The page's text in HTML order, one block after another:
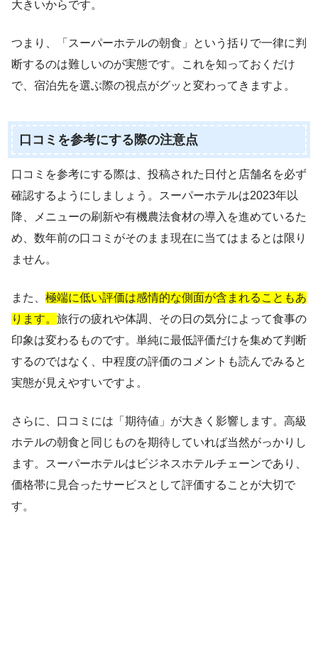
大きいからです。
つまり、「スーパーホテルの朝食」という括りで一律に判
断するのは難しいのが実態です。これを知っておくだけ
で、宿泊先を選ぶ際の視点がグッと変わってきますよ。
口コミを参考にする際の注意点
口コミを参考にする際は、投稿された日付と店舗名を必ず
確認するようにしましょう。スーパーホテルは2023年以
降、メニューの刷新や有機農法食材の導入を進めているた
め、数年前の口コミがそのまま現在に当てはまるとは限り
ません。
また、 極端に低い評価は感情的な側面が含まれることもあ
ります。 旅行の疲れや体調、その日の気分によって食事の
印象は変わるものです。単純に最低評価だけを集めて判断
するのではなく、中程度の評価のコメントも読んでみると
実態が見えやすいですよ。
さらに、口コミには「期待値」が大きく影響します。高級
ホテルの朝食と同じものを期待していれば当然がっかりし
ます。スーパーホテルはビジネスホテルチェーンであり、
価格帯に見合ったサービスとして評価することが大切で
す。